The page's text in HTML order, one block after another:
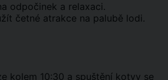
odpočinek a relaxaci.
četné atrakce na palubě lodi.
kolem 10:30 a spuštění kotvy se